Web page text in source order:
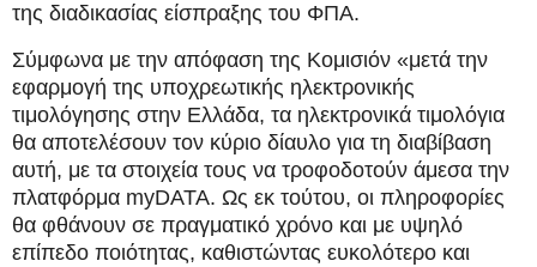
της διαδικασίας είσπραξης του ΦΠΑ.
Σύμφωνα με την απόφαση της Κομισιόν «μετά την
εφαρμογή της υποχρεωτικής ηλεκτρονικής
τιμολόγησης στην Ελλάδα, τα ηλεκτρονικά τιμολόγια
θα αποτελέσουν τον κύριο δίαυλο για τη διαβίβαση
αυτή, με τα στοιχεία τους να τροφοδοτούν άμεσα την
πλατφόρμα myDATA. Ως εκ τούτου, οι πληροφορίες
θα φθάνουν σε πραγματικό χρόνο και με υψηλό
επίπεδο ποιότητας, καθιστώντας ευκολότερο και